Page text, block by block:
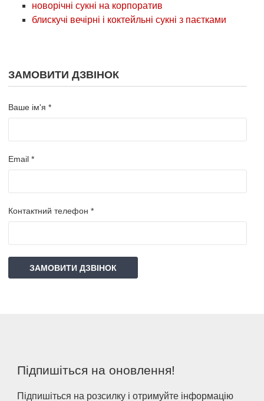
новорічні сукні на корпоратив
блискучі вечірні і коктейльні сукні з паєтками
ЗАМОВИТИ ДЗВІНОК
Ваше ім'я *
Email *
Контактний телефон *
ЗАМОВИТИ ДЗВІНОК
Підпишіться на оновлення!
Підпишіться на розсилку і отримуйте інформацію